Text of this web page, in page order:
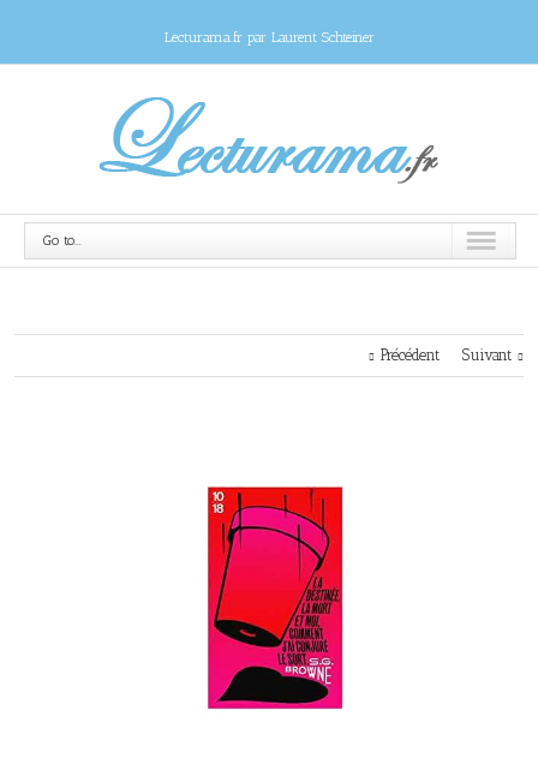
Lecturama.fr par Laurent Schteiner
Go to...
Précédent Suivant